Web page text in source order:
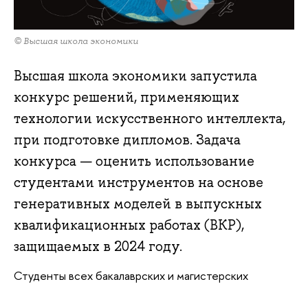
© Высшая школа экономики
Высшая школа экономики запустила
конкурс решений, применяющих
технологии искусственного интеллекта,
при подготовке дипломов. Задача
конкурса — оценить использование
студентами инструментов на основе
генеративных моделей в выпускных
квалификационных работах (ВКР),
защищаемых в 2024 году.
Студенты всех бакалаврских и магистерских